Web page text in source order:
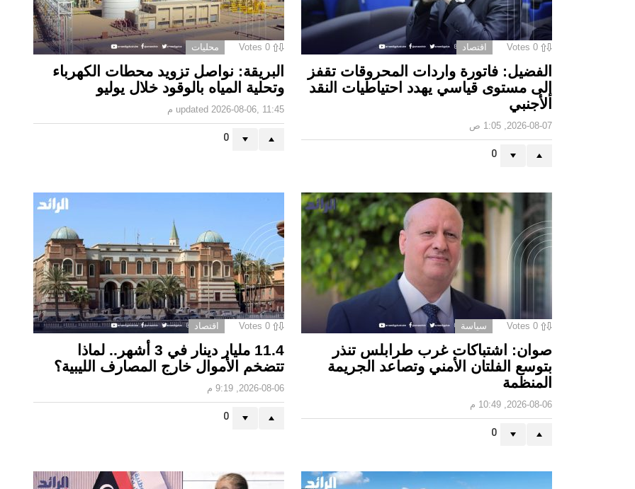
0
Votes اقتصاد
الفضيل: فاتورة واردات المحروقات تقفز
إلى مستوى قياسي يهدد احتياطيات النقد
الأجنبي
2026-08-07, 1:05 ص
0
0
Votes محليات
البريقة: نواصل تزويد محطات الكهرباء
وتحلية المياه بالوقود خلال يوليو
updated 2026-08-06, 11:45 م
0
0
Votes سياسة
صوان: اشتباكات غرب طرابلس تنذر
بتوسع الفلتان الأمني وتصاعد الجريمة
المنظمة
2026-08-06, 10:49 م
0
0
Votes اقتصاد
11.4 مليار دينار في 3 أشهر.. لماذا
تتضخم الأموال خارج المصارف الليبية؟
2026-08-06, 9:19 م
0